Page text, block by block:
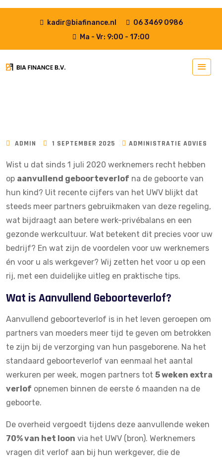
kadir@biafinance.nl
06 3469 0986
Ma - Vr: 9:00 - 17:00
ADMIN 1 SEPTEMBER 2025 ADMINISTRATIE ADVIES
Wist u dat sinds 1 juli 2020 werknemers recht hebben
op aanvullend geboorteverlof na de geboorte van
hun kind? Uit recente cijfers van het UWV blijkt dat
steeds meer partners gebruikmaken van deze regeling,
wat bijdraagt aan betere werk-privébalans en een
gezonde werkcultuur. Wat betekent dit precies voor uw
bedrijf? En wat zijn de voordelen voor uw werknemers
én voor u als werkgever? Wij zetten het voor u op een
rij, met een duidelijke uitleg en praktische tips.
Wat is Aanvullend Geboorteverlof?
Aanvullend geboorteverlof is in het leven geroepen om
partners van moeders meer tijd te geven om betrokken
te zijn bij de verzorging van hun pasgeborene. Na het
standaard geboorteverlof van eenmaal het aantal
werkuren per week, mogen partners tot 5 weken extra
verlof opnemen binnen de eerste 6 maanden na de
geboorte.
De overheid vergoedt tijdens deze aanvullende weken
70% van het loon via het UWV (bron). Werknemers
vragen dit verlof aan bij hun werkgever, die de